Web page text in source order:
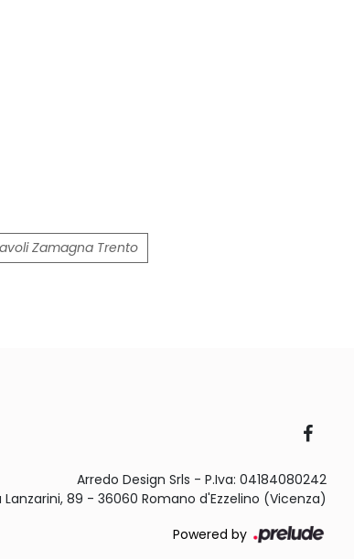
Zamagna Trento
Arredo Design Srls - P.Iva: 04184080242
Lanzarini, 89 - 36060 Romano d'Ezzelino (Vicenza)
Powered by